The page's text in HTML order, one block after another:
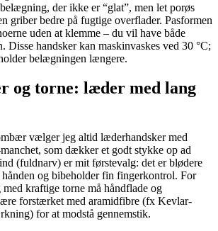
der ikke er “glat”, men let porøs
griber bedre på fugtige overflader. Pasformen
uden at klemme – du vil have både
Disse handsker kan maskinvaskes ved 30 °C;
belægningen længere.
og torne: læder med lang
vælger jeg altid læderhandsker med
som dækker et godt stykke op ad
(fuldnarv) er mit førstevalg: det er blødere
og bibeholder fin fingerkontrol. For
kraftige torne må håndflade og
forstærket med aramidfibre (fx Kevlar-
for at modstå gennemstik.